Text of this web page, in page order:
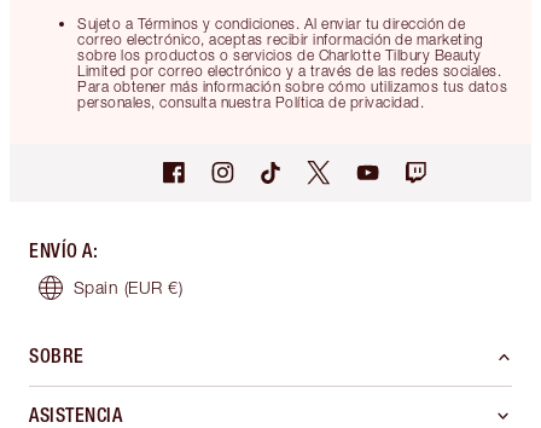
Sujeto a Términos y condiciones. Al enviar tu dirección de
correo electrónico, aceptas recibir información de marketing
sobre los productos o servicios de Charlotte Tilbury Beauty
Limited por correo electrónico y a través de las redes sociales.
Para obtener más información sobre cómo utilizamos tus datos
personales, consulta nuestra Política de privacidad.
ENVÍO A:
Spain (EUR €)
SOBRE
ASISTENCIA